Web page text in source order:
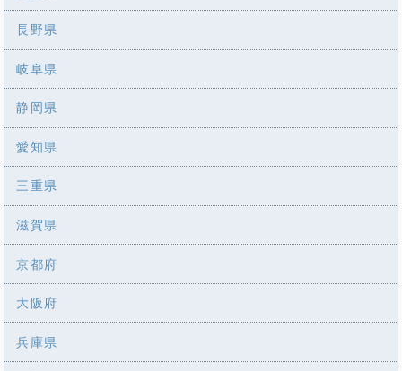
長野県
岐阜県
静岡県
愛知県
三重県
滋賀県
京都府
大阪府
兵庫県